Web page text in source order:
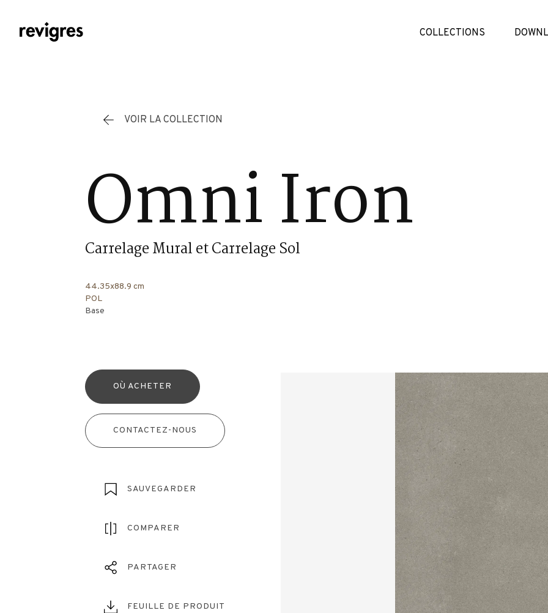
COLLECTIONS
VOIR LA COLLECTION
Omni Iron
Carrelage Mural et Carrelage Sol
44.35x88.9 cm
POL
Base
OÙ ACHETER
CONTACTEZ-NOUS
SAUVEGARDER
COMPARER
PARTAGER
FEUILLE DE PRODUIT